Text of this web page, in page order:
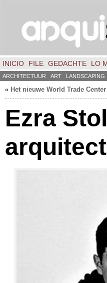
INICIO FILE GEDACHTE LO
ARCHITECTUUR ART LANDSCAPING
« Het nieuwe World Trade Center
Ezra